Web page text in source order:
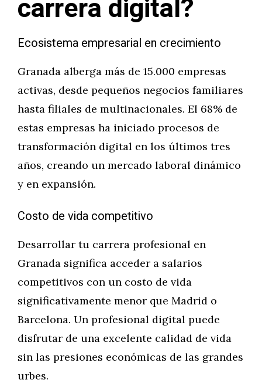
carrera digital?
Ecosistema empresarial en crecimiento
Granada alberga más de 15.000 empresas
activas, desde pequeños negocios familiares
hasta filiales de multinacionales. El 68% de
estas empresas ha iniciado procesos de
transformación digital en los últimos tres
años, creando un mercado laboral dinámico
y en expansión.
Costo de vida competitivo
Desarrollar tu carrera profesional en
Granada significa acceder a salarios
competitivos con un costo de vida
significativamente menor que Madrid o
Barcelona. Un profesional digital puede
disfrutar de una excelente calidad de vida
sin las presiones económicas de las grandes
urbes.